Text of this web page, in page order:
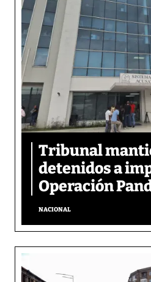
Tribunal
detenidos a
Operación
NACIONAL